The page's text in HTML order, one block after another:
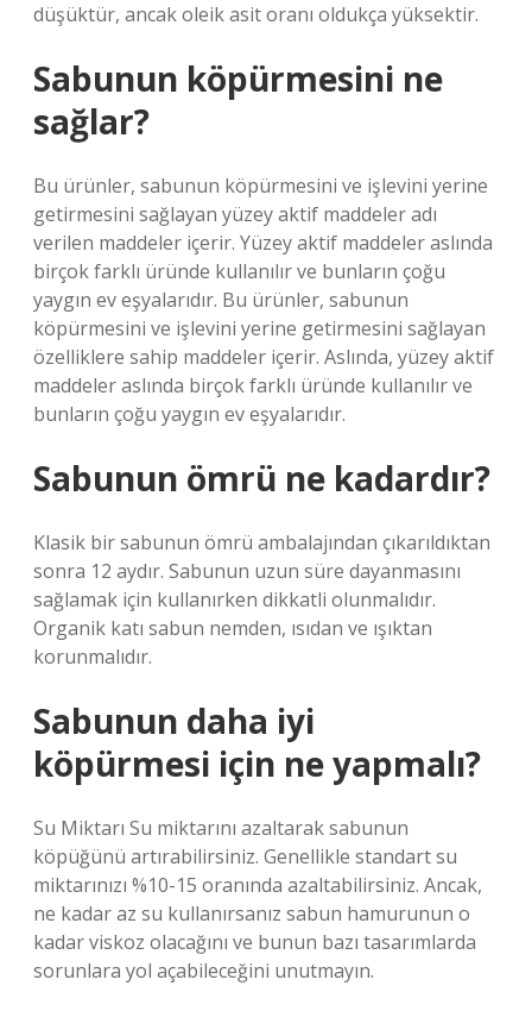
düşüktür, ancak oleik asit oranı oldukça yüksektir.
Sabunun köpürmesini ne
sağlar?
Bu ürünler, sabunun köpürmesini ve işlevini yerine
getirmesini sağlayan yüzey aktif maddeler adı
verilen maddeler içerir. Yüzey aktif maddeler aslında
birçok farklı üründe kullanılır ve bunların çoğu
yaygın ev eşyalarıdır. Bu ürünler, sabunun
köpürmesini ve işlevini yerine getirmesini sağlayan
özelliklere sahip maddeler içerir. Aslında, yüzey aktif
maddeler aslında birçok farklı üründe kullanılır ve
bunların çoğu yaygın ev eşyalarıdır.
Sabunun ömrü ne kadardır?
Klasik bir sabunun ömrü ambalajından çıkarıldıktan
sonra 12 aydır. Sabunun uzun süre dayanmasını
sağlamak için kullanırken dikkatli olunmalıdır.
Organik katı sabun nemden, ısıdan ve ışıktan
korunmalıdır.
Sabunun daha iyi
köpürmesi için ne yapmalı?
Su Miktarı Su miktarını azaltarak sabunun
köpüğünü artırabilirsiniz. Genellikle standart su
miktarınızı %10-15 oranında azaltabilirsiniz. Ancak,
ne kadar az su kullanırsanız sabun hamurunun o
kadar viskoz olacağını ve bunun bazı tasarımlarda
sorunlara yol açabileceğini unutmayın.